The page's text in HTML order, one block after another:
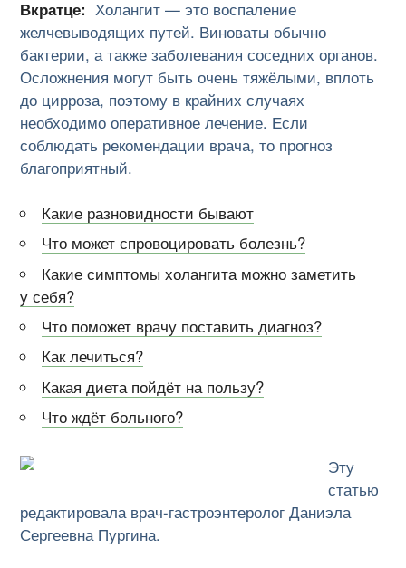
Вкратце: Холангит — это воспаление
желчевыводящих путей. Виноваты обычно
бактерии, а также заболевания соседних органов.
Осложнения могут быть очень тяжёлыми, вплоть
до цирроза, поэтому в крайних случаях
необходимо оперативное лечение. Если
соблюдать рекомендации врача, то прогноз
благоприятный.
Какие разновидности бывают
Что может спровоцировать болезнь?
Какие симптомы холангита можно заметить
у себя?
Что поможет врачу поставить диагноз?
Как лечиться?
Какая диета пойдёт на пользу?
Что ждёт больного?
Эту
статью
редактировала врач-гастроэнтеролог Даниэла
Сергеевна Пургина.